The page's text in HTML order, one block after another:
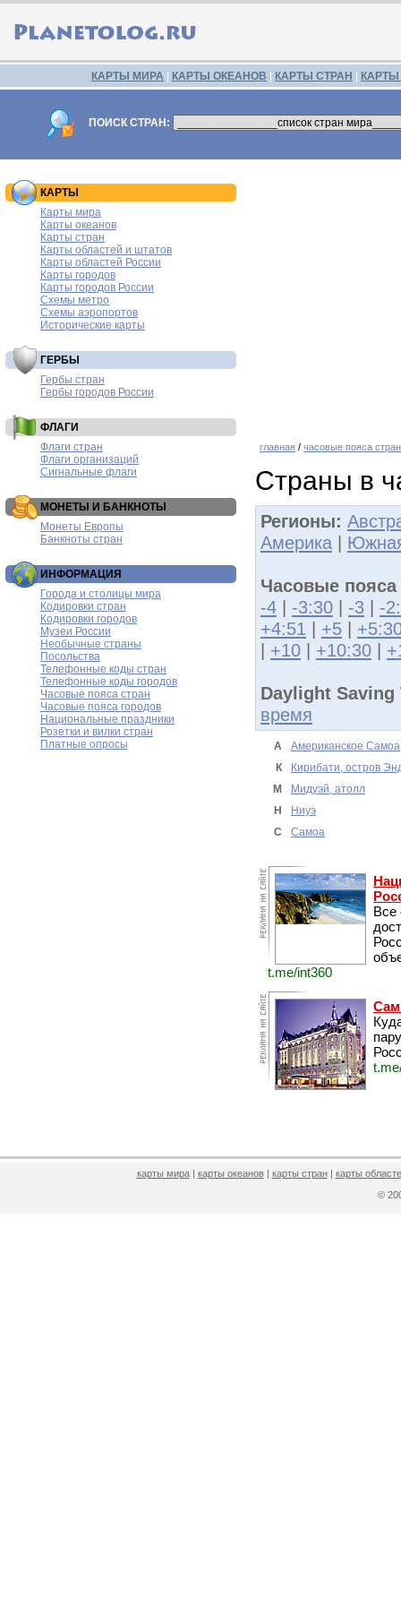
КАРТЫ МИРА КАРТЫ ОКЕАНОВ КАРТЫ СТРАН
ПОИСК СТРАН:
КАРТЫ
Карты мира
Карты океанов
Карты стран
Карты областей и штатов
Карты областей России
Карты городов
Карты городов России
Схемы метро
Схемы аэропортов
Исторические карты
ГЕРБЫ
Гербы стран
Гербы городов России
ФЛАГИ
Флаги стран
Флаги организаций
Сигнальные флаги
МОНЕТЫ И БАНКНОТЫ
Монеты Европы
Банкноты стран
ИНФОРМАЦИЯ
Города и столицы мира
Кодировки стран
Кодировки городов
Музеи России
Необычные страны
Посольства
Телефонные коды стран
Телефонные коды городов
Часовые пояса стран
Часовые пояса городов
Национальные праздники
Розетки и вилки стран
Платные опросы
главная / часовые пояса стран
Страны в
Регионы:
Америка |
Часовые пояса
-4 | -3:30 | -3 | -
+4:51 | +5 |
| +10 | +10:30 |
Daylight Saving
время
А
Американское Самоа
К
Кирибати, остров
М
Мидуэй, атолл
Н
Ниуэ
С
Самоа
Все
t.me/int360
карты мира| карты океанов| карты стран| карты
©